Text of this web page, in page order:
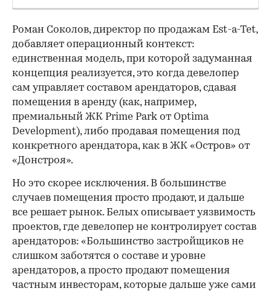
Роман Соколов, директор по продажам Est-a-Tet,
добавляет операционный контекст:
единственная модель, при которой задуманная
концепция реализуется, это когда девелопер
сам управляет составом арендаторов, сдавая
помещения в аренду (как, например,
премиальный ЖК Prime Park от Optima
Development), либо продавая помещения под
конкретного арендатора, как в ЖК «Остров» от
«Донстроя».
Но это скорее исключения. В большинстве
случаев помещения просто продают, и дальше
все решает рынок. Белых описывает уязвимость
проектов, где девелопер не контролирует состав
арендаторов: «Большинство застройщиков не
слишком заботятся о составе и уровне
арендаторов, а просто продают помещения
частным инвесторам, которые дальше уже сами